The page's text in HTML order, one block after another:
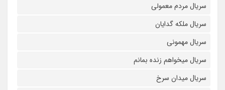
سریال مردم معمولی
سریال ملکه گدایان
سریال مهمونی
سریال میخواهم زنده بمانم
سریال میدان سرخ